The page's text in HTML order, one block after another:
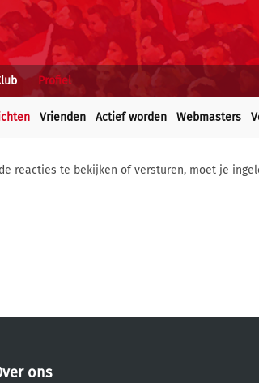
Profiel
Vrienden Actief worden Webmasters
reacties te bekijken of versturen, moet je
ons